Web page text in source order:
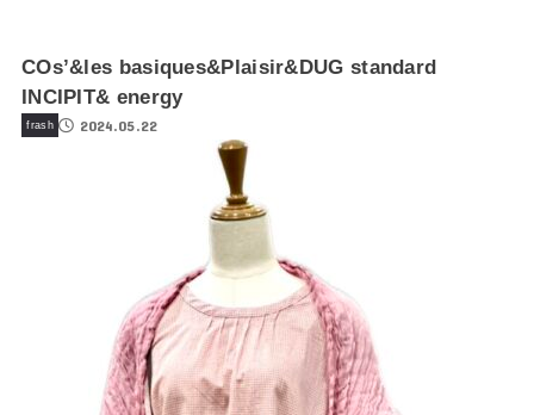
COs’&les basiques&Plaisir&DUG standard
INCIPIT& energy
frash 2024.05.22